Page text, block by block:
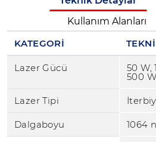
Kullanım Alanları
KATEGORİ
Lazer Gücü 50 W,
500 W
Lazer Tipi
Dalgaboyu
1064